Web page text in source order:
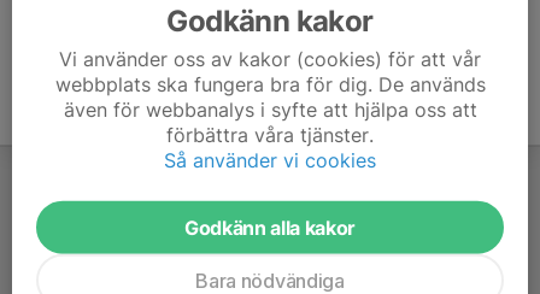
Godkänn kakor
Vi använder oss av kakor (cookies) för att vår
webbplats ska fungera bra för dig. De används
även för webbanalys i syfte att hjälpa oss att
förbättra våra tjänster.
Så använder vi cookies
Godkänn alla kakor
Bara nödvändiga